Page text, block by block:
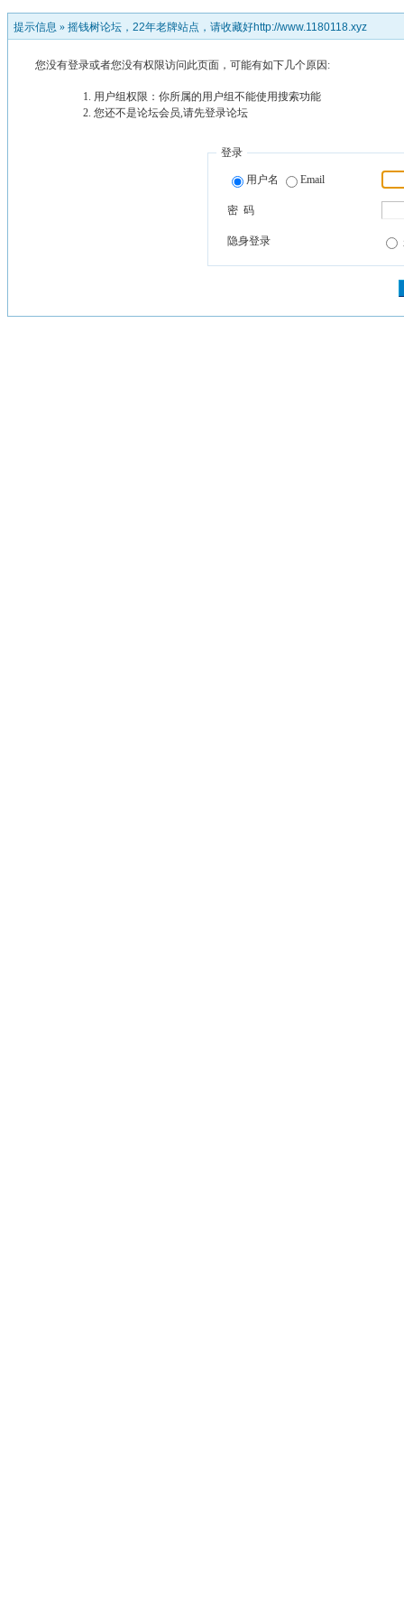
提示信息 » 摇钱树论坛，22年老牌站点，请收藏好http://www.1180118.xyz
您没有登录或者您没有权限访问此页面，可能有如下几个原因:
用户组权限：你所属的用户组不能使用搜索功能
您还不是论坛会员,请先登录论坛
登录
用户名 Email
密 码
隐身登录